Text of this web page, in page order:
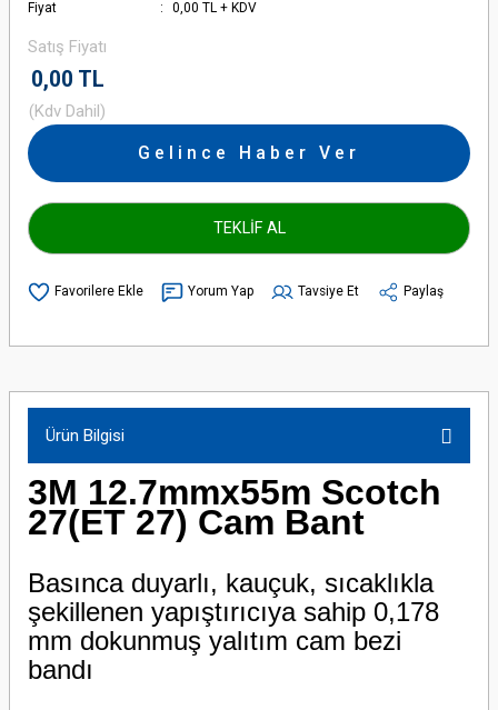
Fiyat
0,00 TL + KDV
Satış Fiyatı
0,00 TL
(Kdv Dahil)
Gelince Haber Ver
TEKLİF AL
Yorum Yap Tavsiye Et Paylaş
Ürün Bilgisi
3M 12.7mmx55m Scotch
27(ET 27) Cam Bant
Basınca duyarlı, kauçuk, sıcaklıkla
şekillenen yapıştırıcıya sahip 0,178
mm dokunmuş yalıtım cam bezi
bandı